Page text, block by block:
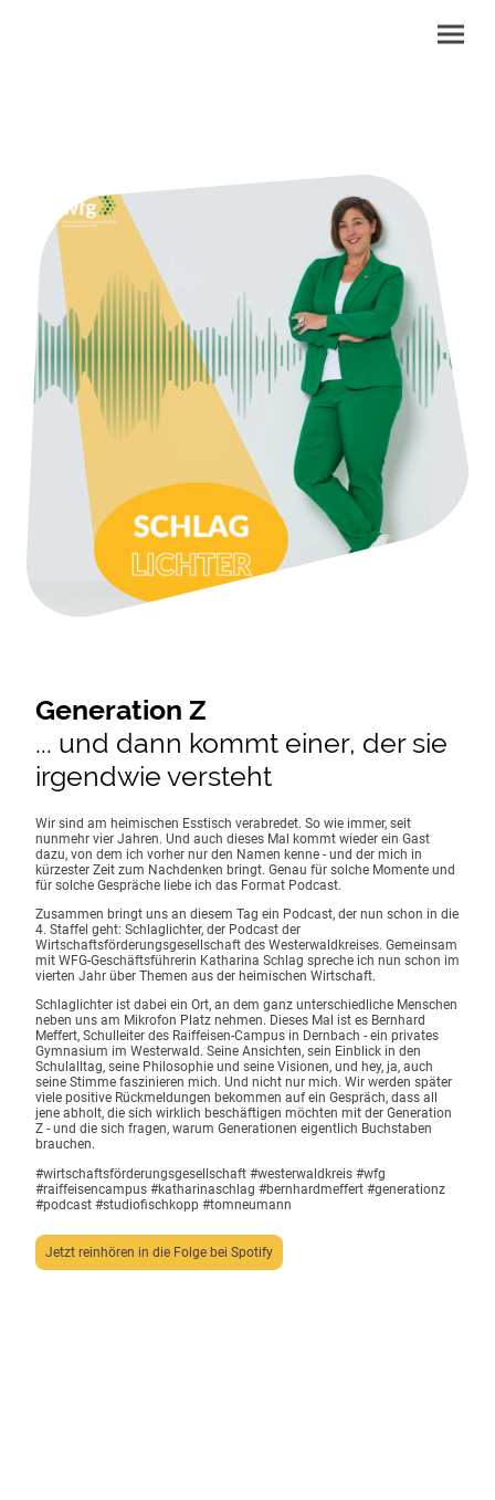
Generation Z
... und dann kommt einer, der sie
irgendwie versteht
Wir sind am heimischen Esstisch verabredet. So wie immer, seit
nunmehr vier Jahren. Und auch dieses Mal kommt wieder ein Gast
dazu, von dem ich vorher nur den Namen kenne - und der mich in
kürzester Zeit zum Nachdenken bringt. Genau für solche Momente und
für solche Gespräche liebe ich das Format Podcast.
Zusammen bringt uns an diesem Tag ein Podcast, der nun schon in die
4. Staffel geht: Schlaglichter, der Podcast der
Wirtschaftsförderungsgesellschaft des Westerwaldkreises. Gemeinsam
mit WFG-Geschäftsführerin Katharina Schlag spreche ich nun schon im
vierten Jahr über Themen aus der heimischen Wirtschaft.
Schlaglichter ist dabei ein Ort, an dem ganz unterschiedliche Menschen
neben uns am Mikrofon Platz nehmen. Dieses Mal ist es Bernhard
Meffert, Schulleiter des Raiffeisen-Campus in Dernbach - ein privates
Gymnasium im Westerwald. Seine Ansichten, sein Einblick in den
Schulalltag, seine Philosophie und seine Visionen, und hey, ja, auch
seine Stimme faszinieren mich. Und nicht nur mich. Wir werden später
viele positive Rückmeldungen bekommen auf ein Gespräch, dass all
jene abholt, die sich wirklich beschäftigen möchten mit der Generation
Z - und die sich fragen, warum Generationen eigentlich Buchstaben
brauchen.
#wirtschaftsförderungsgesellschaft #westerwaldkreis #wfg
#raiffeisencampus #katharinaschlag #bernhardmeffert #generationz
#podcast #studiofischkopp #tomneumann
Jetzt reinhören in die Folge bei Spotify